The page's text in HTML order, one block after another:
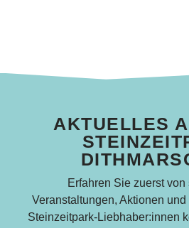
AKTUELLES
Erfahren Sie zuerst
Veranstaltungen, Aktionen
Steinzeitpark-Liebhaber:innen